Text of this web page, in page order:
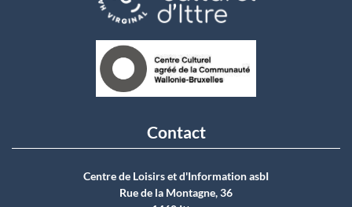
Contact
Centre de Loisirs et d'Information asbI
Rue de la Montagne, 36